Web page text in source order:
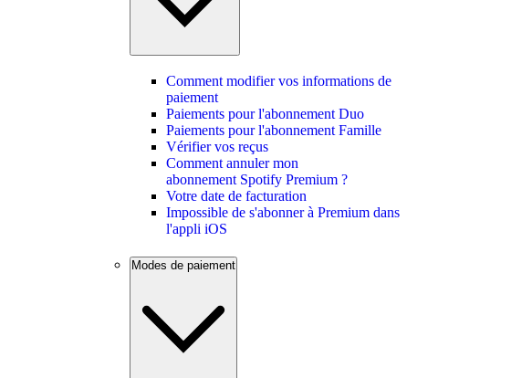
Comment modifier vos informations de
paiement
Paiements pour l'abonnement Duo
Paiements pour l'abonnement Famille
Vérifier vos reçus
Comment annuler mon
abonnement Spotify Premium ?
Votre date de facturation
Impossible de s'abonner à Premium dans
l'appli iOS
Modes de paiement